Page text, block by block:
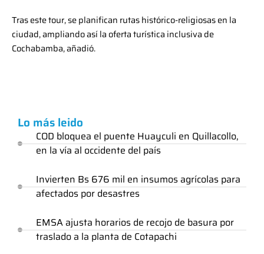
Tras este tour, se planifican rutas histórico-religiosas en la
ciudad, ampliando así la oferta turística inclusiva de
Cochabamba, añadió.
Lo más leido
COD bloquea el puente Huayculi en Quillacollo,
en la vía al occidente del país
Invierten Bs 676 mil en insumos agrícolas para
afectados por desastres
EMSA ajusta horarios de recojo de basura por
traslado a la planta de Cotapachi